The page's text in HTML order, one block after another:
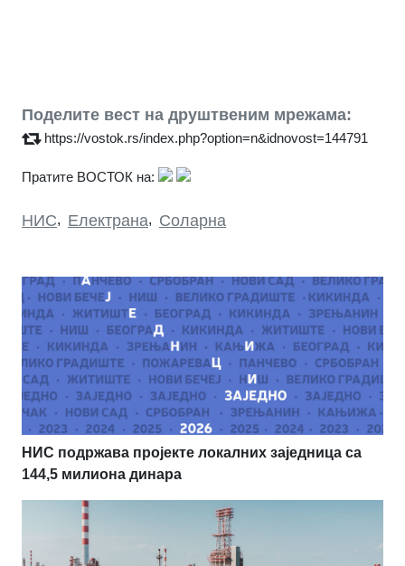
Поделите вест на друштвеним мрежама:
https://vostok.rs/index.php?option=n&idnovost=144791
Пратите ВОСТОК на:
НИС, Електрана, Соларна
НИС подржава пројекте локалних заједница са
144,5 милиона динара